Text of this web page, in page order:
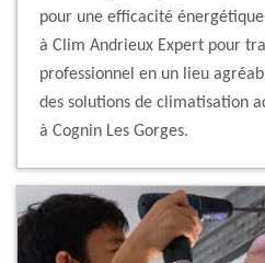
pour une efficacité
à Clim Andrieux Expert pour
professionnel en un lieu
des solutions de climatisation
à Cognin Les Gorges.